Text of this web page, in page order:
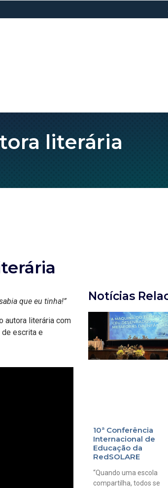
literária
que eu tinha!”
autora literária com
de escrita e
Notícias
10ª Conferência
Internacional de
Educação da
RedSOLARE
“Quando uma escola
compartilha, todos se